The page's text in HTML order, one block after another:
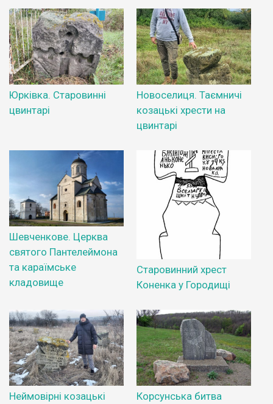
Юрківка. Старовинні
цвинтарі
Новоселиця. Таємничі
козацькі хрести на
цвинтарі
Шевченкове. Церква
святого Пантелеймона
та караїмське
кладовище
Старовинний хрест
Коненка у Городищі
Неймовірні козацькі
Корсунська битва